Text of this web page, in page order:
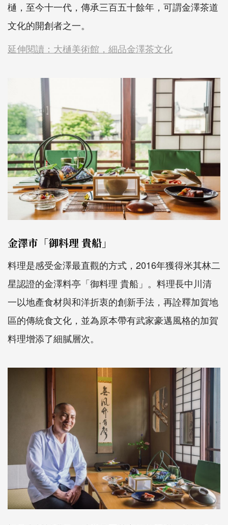
樋，至今十一代，傳承三百五十餘年，可謂金澤茶道
文化的開創者之一。
延伸閱讀：大樋美術館，細品金澤茶文化
金澤市「御料理 貴船」
料理是感受金澤最直觀的方式，2016年獲得米其林二
星認證的金澤料亭「御料理 貴船」。料理長中川清
一以地產食材與和洋折衷的創新手法，再詮釋加賀地
區的傳統食文化，並為原本帶有武家豪邁風格的加賀
料理增添了細膩層次。